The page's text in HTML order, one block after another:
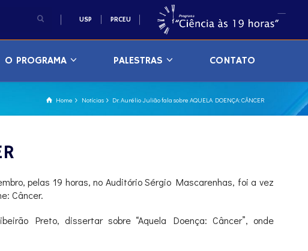
USP PRCEU
O PROGRAMA PALESTRAS CONTATO
Home Notícias Dr. Aurélio Julião fala sobre AQUELA DOENÇA: CÂNCER
pelas 19 horas, no Auditório Sérgio Mascarenhas, foi a vez
Câncer.
Preto, dissertar sobre “Aquela Doença: Câncer”, onde